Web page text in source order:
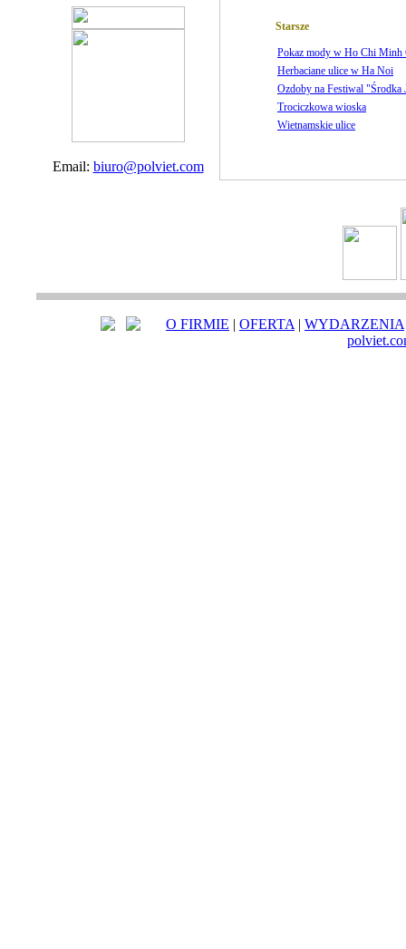
Email: biuro@polviet.com
Starsze
Pokaz mody w Ho Chi Minh
Herbaciane ulice w Ha Noi
Ozdoby na Festiwal "Środka
Trociczkowa wioska
Wietnamskie ulice
O FIRMIE | OFERTA | WYDARZENIA